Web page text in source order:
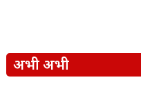
अभी अभी